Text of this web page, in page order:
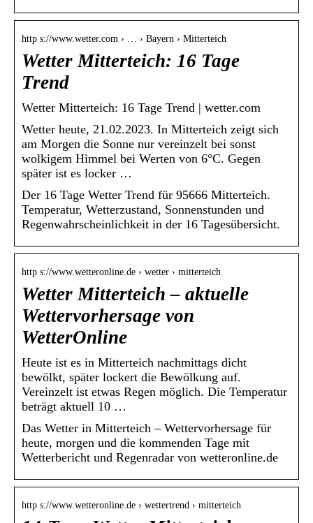
http s://www.wetter.com › … › Bayern › Mitterteich
Wetter Mitterteich: 16 Tage
Trend
Wetter Mitterteich: 16 Tage Trend | wetter.com
Wetter heute, 21.02.2023. In Mitterteich zeigt sich
am Morgen die Sonne nur vereinzelt bei sonst
wolkigem Himmel bei Werten von 6°C. Gegen
später ist es locker …
Der 16 Tage Wetter Trend für 95666 Mitterteich.
Temperatur, Wetterzustand, Sonnenstunden und
Regenwahrscheinlichkeit in der 16 Tagesübersicht.
http s://www.wetteronline.de › wetter › mitterteich
Wetter Mitterteich – aktuelle
Wettervorhersage von
WetterOnline
Heute ist es in Mitterteich nachmittags dicht
bewölkt, später lockert die Bewölkung auf.
Vereinzelt ist etwas Regen möglich. Die Temperatur
beträgt aktuell 10 …
Das Wetter in Mitterteich – Wettervorhersage für
heute, morgen und die kommenden Tage mit
Wetterbericht und Regenradar von wetteronline.de
http s://www.wetteronline.de › wettertrend › mitterteich